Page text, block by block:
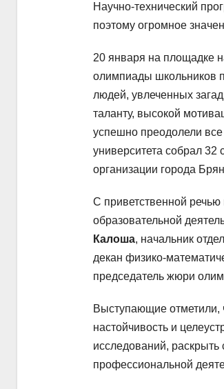
Научно-технический
поэтому огромное
20 января на площадке
олимпиады школьников
людей, увлеченных
таланту, высокой
успешно преодолели
университета собрал 32
организации города
С приветственной
образовательной
Калоша, начальник
декан физико-
председатель жюри
Выступающие отметили,
настойчивость и
исследований,
профессиональной